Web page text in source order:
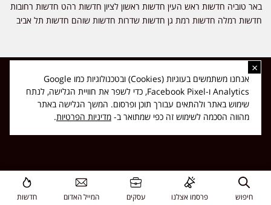
באר טוביה חדשות ראש העין חדשות ראשון לציון חדשות רהט חדשות רחובות
חדשות רמלה חדשות רמת גן חדשות שדרות חדשות שוהם חדשות תל אביב
כל הזכויות שמורות ל-ליזה ללוצאשווילי - חדשות אפס שמונה - דיווחים בזמן
אמת, נוסד בשנת 2019 | טל' לפרסומים 054-9759222 מייל מערכת
news08.net@gmail.com
Made with ❤ byDIGITA
חיפוש פרסמו אצלנו עסקים המייל האדום חדשות
×
אנחנו משתמשים בעוגיות (Cookies) ובטכנולוגיות כמו Google
Analytics ו-Facebook Pixel, כדי לשפר את חוויית הגלישה, לנתח
שימוש באתר ולהתאים עבורך תוכן ופרסום. המשך הגלישה באתר
מהווה הסכמה לשימוש זה כפי שמתואר ב- מדיניות הפרטיות.